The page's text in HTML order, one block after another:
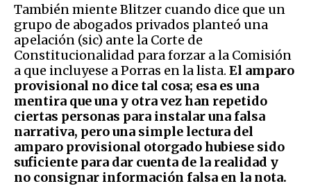
También miente Blitzer cuando dice que un
grupo de abogados privados planteó una
apelación (sic) ante la Corte de
Constitucionalidad para forzar a la Comisión
a que incluyese a Porras en la lista. El amparo
provisional no dice tal cosa; esa es una
mentira que una y otra vez han repetido
ciertas personas para instalar una falsa
narrativa, pero una simple lectura del
amparo provisional otorgado hubiese sido
suficiente para dar cuenta de la realidad y
no consignar información falsa en la nota.